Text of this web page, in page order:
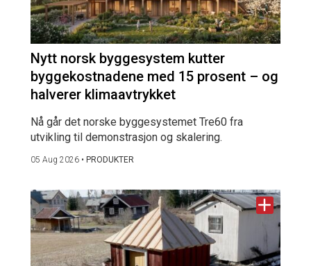
Nytt norsk byggesystem kutter
byggekostnadene med 15 prosent – og
halverer klimaavtrykket
Nå går det norske byggesystemet Tre60 fra
utvikling til demonstrasjon og skalering.
05 Aug 2026 • PRODUKTER